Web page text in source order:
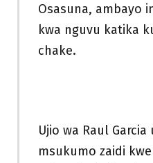
Osasuna, ambayo
kwa nguvu katika
chake.
Ujio wa Raul
msukumo zaidi